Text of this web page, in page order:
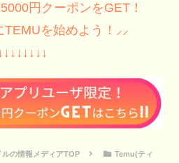
円クーポンをGET！
TEMUを始めよう！⸝⸝
の情報メディアTOP
Temu(ティ